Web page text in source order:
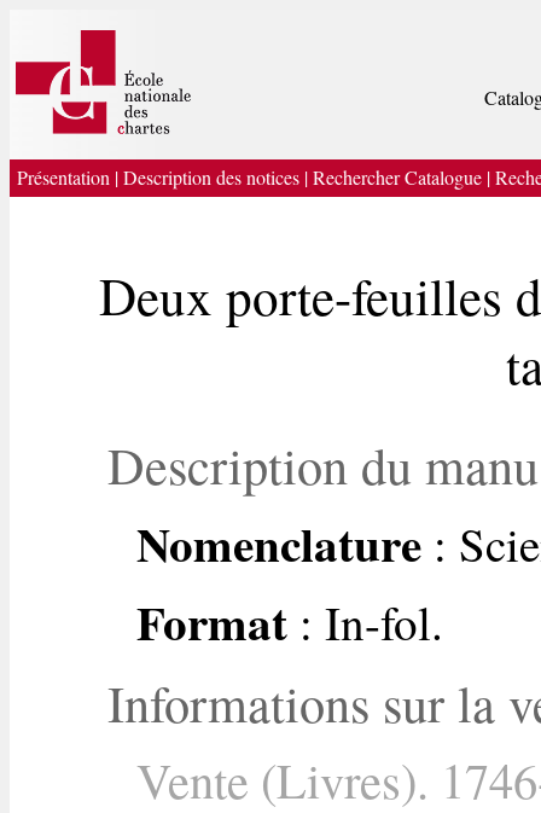
Présentation |Description des notices |Rechercher Catalogue |
Deux porte-feuilles
Description du
Nomenclature:
Format: In-fol.
Informations sur la
Vente (Livres).